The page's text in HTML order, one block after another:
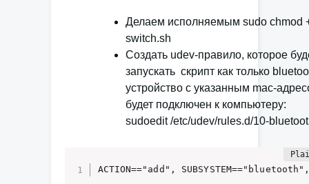
Делаем исполняемым sudo chmod
switch.sh
Создать udev-правило, которое
запускать скрипт как только
устройство с указанным mac-
будет подключен к компьютеру:
sudoedit /etc/udev/rules.d/10-
ACTION=="add",